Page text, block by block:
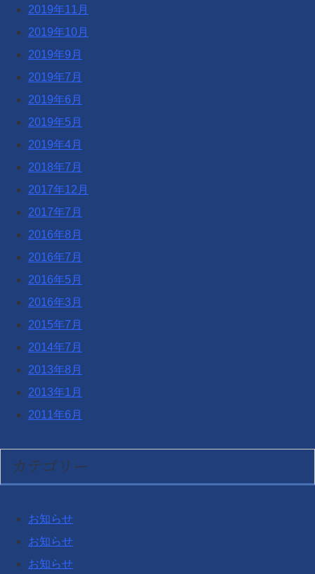
2019年11月
2019年10月
2019年9月
2019年7月
2019年6月
2019年5月
2019年4月
2018年7月
2017年12月
2017年7月
2016年8月
2016年7月
2016年5月
2016年3月
2015年7月
2014年7月
2013年8月
2013年1月
2011年6月
カテゴリー
お知らせ
お知らせ
お知らせ